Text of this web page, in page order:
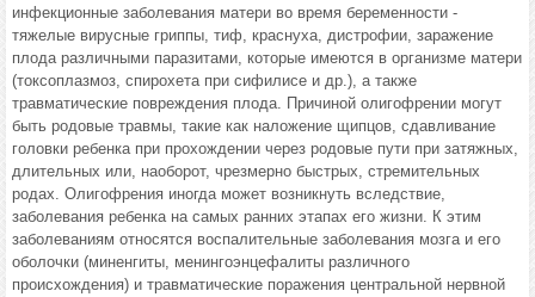
инфекционные заболевания матери во время беременности -
тяжелые вирусные гриппы, тиф, краснуха, дистрофии, заражение
плода различными паразитами, которые имеются в организме матери
(токсоплазмоз, спирохета при сифилисе и др.), а также
травматические повреждения плода. Причиной олигофрении могут
быть родовые травмы, такие как наложение щипцов, сдавливание
головки ребенка при прохождении через родовые пути при затяжных,
длительных или, наоборот, чрезмерно быстрых, стремительных
родах. Олигофрения иногда может возникнуть вследствие,
заболевания ребенка на самых ранних этапах его жизни. К этим
заболеваниям относятся воспалительные заболевания мозга и его
оболочки (миненгиты, менингоэнцефалиты различного
происхождения) и травматические поражения центральной нервной